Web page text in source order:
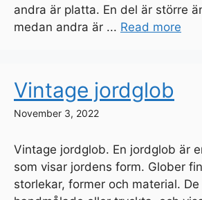
andra är platta. En del är större
medan andra är ... Read more
Vintage jordglob
November 3, 2022
Vintage jordglob. En jordglob är
som visar jordens form. Glober
storlekar, former och material.